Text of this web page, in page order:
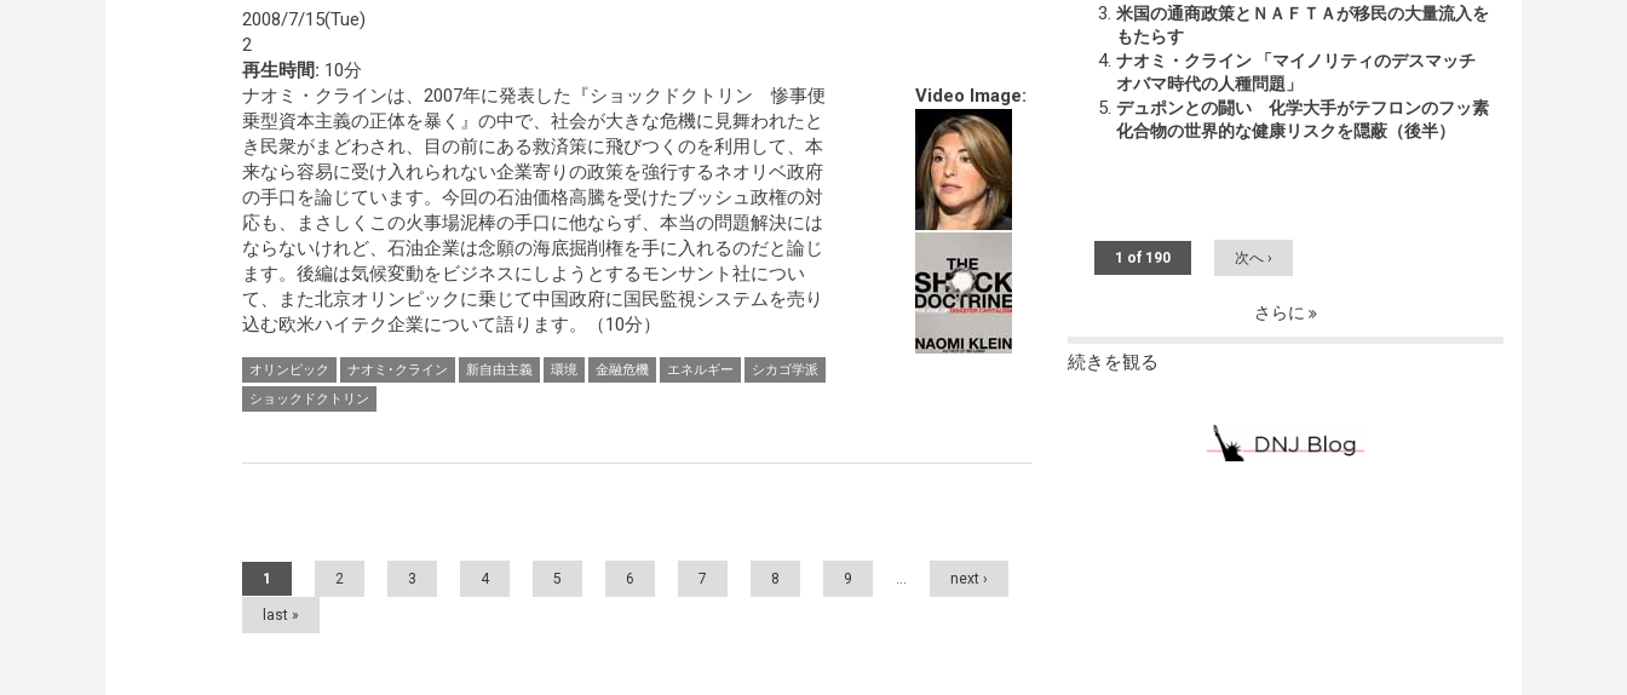
2008/7/15(Tue)
2
再生時間: 10分
Video Image:
ナオミ・クラインは、2007年に発表した『ショックドクトリン 惨事便
乗型資本主義の正体を暴く』の中で、社会が大きな危機に見舞われたと
き民衆がまどわされ、目の前にある救済策に飛びつくのを利用して、本
来なら容易に受け入れられない企業寄りの政策を強行するネオリベ政府
の手口を論じています。今回の石油価格高騰を受けたブッシュ政権の対
応も、まさしくこの火事場泥棒の手口に他ならず、本当の問題解決には
ならないけれど、石油企業は念願の海底掘削権を手に入れるのだと論じ
ます。後編は気候変動をビジネスにしようとするモンサント社につい
て、また北京オリンピックに乗じて中国政府に国民監視システムを売り
込む欧米ハイテク企業について語ります。（10分）
オリンピック ナオミ･クライン 新自由主義 環境 金融危機 エネルギー
シカゴ学派
ショックドクトリン
Pages
1 2 3 4 5 6 7 8 9 … next ›
last »
米国の通商政策とＮＡＦＴＡが移民の大量流入を
もたらす
ナオミ・クライン 「マイノリティのデスマッチ
オバマ時代の人種問題」
デュポンとの闘い 化学大手がテフロンのフッ素
化合物の世界的な健康リスクを隠蔽（後半）
1 of 190 次へ ›
さらに
続きを観る